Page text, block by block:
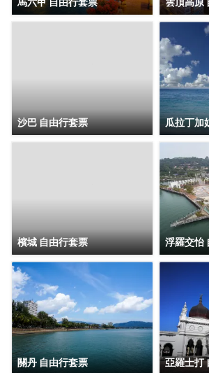
沙巴 自由行套票 瓜拉丁加
檳城 自由行套票 浮羅交怡
關丹 自由行套票 亞羅士打